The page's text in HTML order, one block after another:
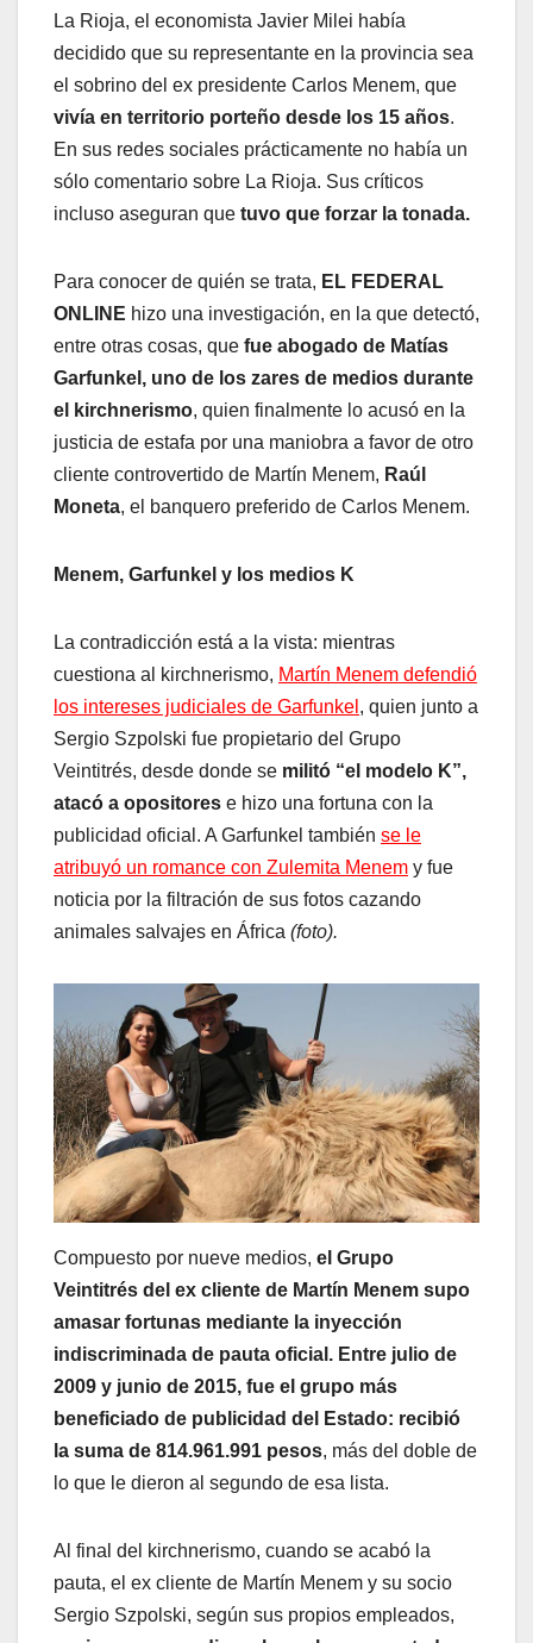
La Rioja, el economista Javier Milei había
decidido que su representante en la provincia sea
el sobrino del ex presidente Carlos Menem, que
vivía en territorio porteño desde los 15 años.
En sus redes sociales prácticamente no había un
sólo comentario sobre La Rioja. Sus críticos
incluso aseguran que tuvo que forzar la tonada.
Para conocer de quién se trata, EL FEDERAL
ONLINE hizo una investigación, en la que detectó,
entre otras cosas, que fue abogado de Matías
Garfunkel, uno de los zares de medios durante
el kirchnerismo, quien finalmente lo acusó en la
justicia de estafa por una maniobra a favor de otro
cliente controvertido de Martín Menem, Raúl
Moneta, el banquero preferido de Carlos Menem.
Menem, Garfunkel y los medios K
La contradicción está a la vista: mientras
cuestiona al kirchnerismo, Martín Menem defendió
los intereses judiciales de Garfunkel , quien junto a
Sergio Szpolski fue propietario del Grupo
Veintitrés, desde donde se militó “el modelo K”,
atacó a opositores e hizo una fortuna con la
publicidad oficial. A Garfunkel también se le
atribuyó un romance con Zulemita Menem y fue
noticia por la filtración de sus fotos cazando
animales salvajes en África (foto).
Compuesto por nueve medios, el Grupo
Veintitrés del ex cliente de Martín Menem supo
amasar fortunas mediante la inyección
indiscriminada de pauta oficial. Entre julio de
2009 y junio de 2015, fue el grupo más
beneficiado de publicidad del Estado: recibió
la suma de 814.961.991 pesos, más del doble de
lo que le dieron al segundo de esa lista.
Al final del kirchnerismo, cuando se acabó la
pauta, el ex cliente de Martín Menem y su socio
Sergio Szpolski, según sus propios empleados,